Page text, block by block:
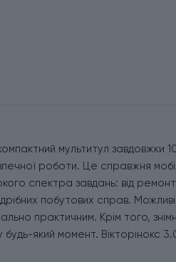
мультитул завдовжки
роботи. Це справжня
спектра завдань: від
побутових справ.
практичним. Крім того,
який момент. Вікторінокс